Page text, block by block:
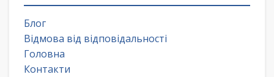
Блог
Відмова від відповідальності
Головна
Контакти